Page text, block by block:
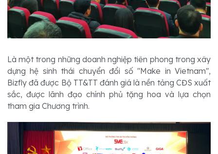
Là một trong những doanh nghiệp tiên phong trong xây
dựng hệ sinh thái chuyển đổi số "Make in Vietnam",
Bizfly đã được Bộ TT&TT đánh giá là nền tảng CĐS xuất
sắc, được lãnh đạo chính phủ tặng hoa và lựa chọn
tham gia Chương trình.